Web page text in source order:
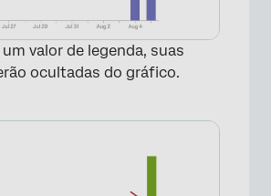
×
valor de legenda, suas
ocultadas do gráfico.